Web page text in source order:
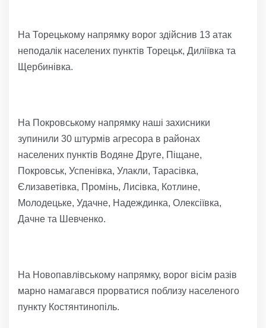
На Торецькому напрямку ворог здійснив 13 атак
неподалік населених пунктів Торецьк, Диліївка та
Щербинівка.
На Покровському напрямку наші захисники
зупинили 30 штурмів агресора в районах
населених пунктів Водяне Друге, Піщане,
Покровськ, Успенівка, Улакли, Тарасівка,
Єлизаветівка, Промінь, Лисівка, Котлине,
Молодецьке, Удачне, Надеждинка, Олексіївка,
Дачне та Шевченко.
На Новопавлівському напрямку, ворог вісім разів
марно намагався прорватися поблизу населеного
пункту Костянтинопіль.